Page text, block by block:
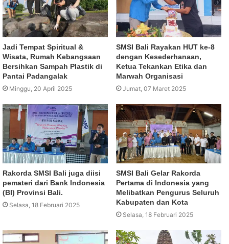
Jadi Tempat Spiritual &
Wisata, Rumah Kebangsaan
Bersihkan Sampah Plastik di
Pantai Padangalak
Minggu, 20 April 2025
SMSI Bali Rayakan HUT ke-8
dengan Kesederhanaan,
Ketua Tekankan Etika dan
Marwah Organisasi
Jumat, 07 Maret 2025
Rakorda SMSI Bali juga diisi
pemateri dari Bank Indonesia
(BI) Provinsi Bali.
Selasa, 18 Februari 2025
SMSI Bali Gelar Rakorda
Pertama di Indonesia yang
Melibatkan Pengurus Seluruh
Kabupaten dan Kota
Selasa, 18 Februari 2025